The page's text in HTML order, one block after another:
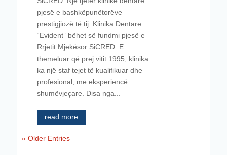
pjesë e bashkëpunëtorëve
prestigjiozë të tij. Klinika Dentare
“Evident” bëhet së fundmi pjesë e
Rrjetit Mjekësor SiCRED. E
themeluar që prej vitit 1995, klinika
ka një staf tejet të kualifikuar dhe
profesional, me eksperiencë
shumëvjeçare. Disa nga...
read more
« Older Entries